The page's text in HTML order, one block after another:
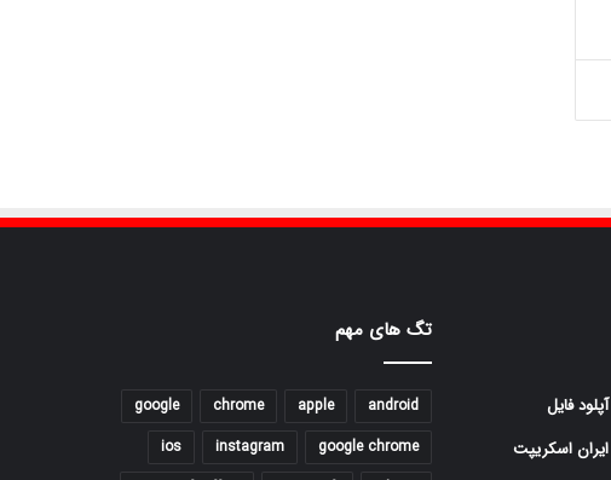
آپلود فایل
ایران اسکریپت
تگ های مهم
android
apple
chrome
google
google chrome
instagram
ios